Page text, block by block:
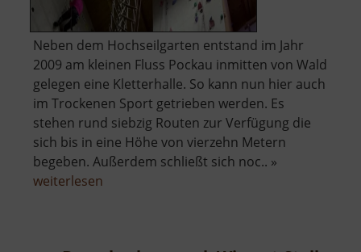
Neben dem Hochseilgarten entstand im Jahr
2009 am kleinen Fluss Pockau inmitten von Wald
gelegen eine Kletterhalle. So kann nun hier auch
im Trockenen Sport getrieben werden. Es
stehen rund siebzig Routen zur Verfügung die
sich bis in eine Höhe von vierzehn Metern
begeben. Außerdem schließt sich noc.. »
weiterlesen